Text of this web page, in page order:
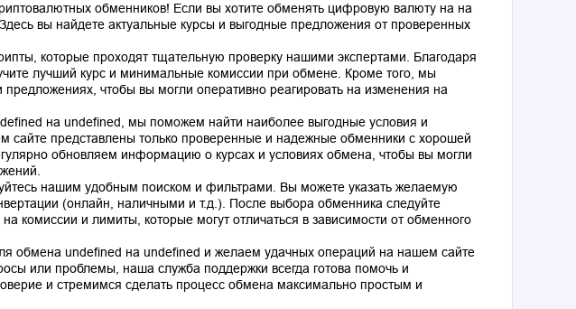
обменников! Если вы хотите обменять цифровую валюту на на
вы найдете актуальные курсы и выгодные предложения от проверенных
которые проходят тщательную проверку нашими экспертами. Благодаря
лучший курс и минимальные комиссии при обмене. Кроме того, мы
чтобы вы могли оперативно реагировать на изменения на
на undefined, мы поможем найти наиболее выгодные условия и
представлены только проверенные и надежные обменники с хорошей
обновляем информацию о курсах и условиях обмена, чтобы вы могли
нашим удобным поиском и фильтрами. Вы можете указать желаемую
(онлайн, наличными и т.д.). После выбора обменника следуйте
комиссии и лимиты, которые могут отличаться в зависимости от обменного
обмена undefined на undefined и желаем удачных операций на нашем сайте
или проблемы, наша служба поддержки всегда готова помочь и
и стремимся сделать процесс обмена максимально простым и